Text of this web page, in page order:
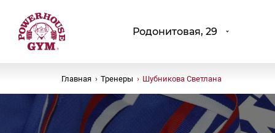
Родонитовая, 29
Главная › Тренеры › Шубникова Светлана